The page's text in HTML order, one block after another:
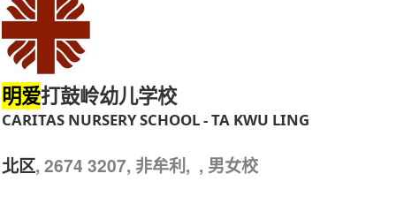
明爱打鼓岭幼儿学校
CARITAS NURSERY SCHOOL - TA KWU LING
北区, 2674 3207, 非牟利, , 男女校